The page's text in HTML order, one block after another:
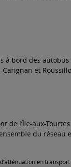
à bord des autobus
et
de l’Île-aux-
du réseau
en